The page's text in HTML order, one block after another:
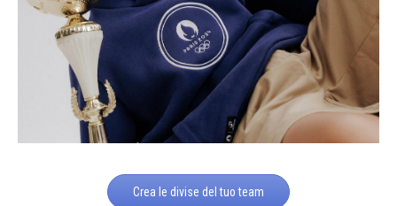
Crea le divise del tuo team